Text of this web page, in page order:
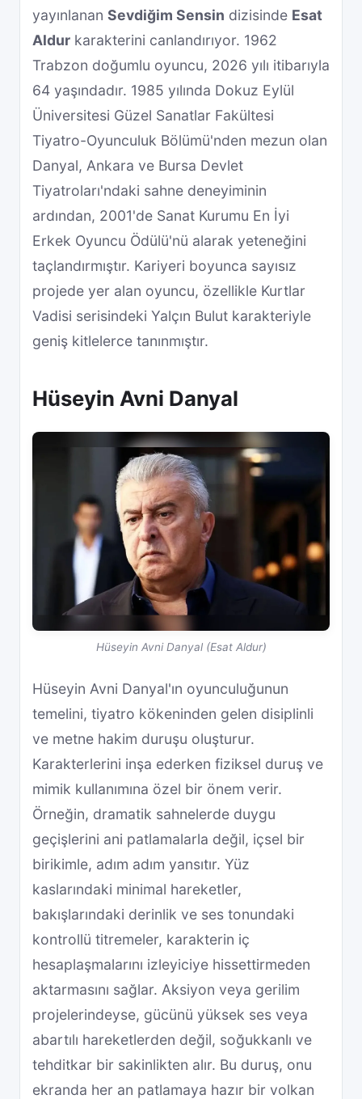
yayınlanan Sevdiğim Sensin dizisinde Esat
Aldur karakterini canlandırıyor. 1962
Trabzon doğumlu oyuncu, 2026 yılı itibarıyla
64 yaşındadır. 1985 yılında Dokuz Eylül
Üniversitesi Güzel Sanatlar Fakültesi
Tiyatro-Oyunculuk Bölümü'nden mezun olan
Danyal, Ankara ve Bursa Devlet
Tiyatroları'ndaki sahne deneyiminin
ardından, 2001'de Sanat Kurumu En İyi
Erkek Oyuncu Ödülü'nü alarak yeteneğini
taçlandırmıştır. Kariyeri boyunca sayısız
projede yer alan oyuncu, özellikle Kurtlar
Vadisi serisindeki Yalçın Bulut karakteriyle
geniş kitlelerce tanınmıştır.
Hüseyin Avni Danyal
Hüseyin Avni Danyal (Esat Aldur)
Hüseyin Avni Danyal'ın oyunculuğunun
temelini, tiyatro kökeninden gelen disiplinli
ve metne hakim duruşu oluşturur.
Karakterlerini inşa ederken fiziksel duruş ve
mimik kullanımına özel bir önem verir.
Örneğin, dramatik sahnelerde duygu
geçişlerini ani patlamalarla değil, içsel bir
birikimle, adım adım yansıtır. Yüz
kaslarındaki minimal hareketler,
bakışlarındaki derinlik ve ses tonundaki
kontrollü titremeler, karakterin iç
hesaplaşmalarını izleyiciye hissettirmeden
aktarmasını sağlar. Aksiyon veya gerilim
projelerindeyse, gücünü yüksek ses veya
abartılı hareketlerden değil, soğukkanlı ve
tehditkar bir sakinlikten alır. Bu duruş, onu
ekranda her an patlamaya hazır bir volkan